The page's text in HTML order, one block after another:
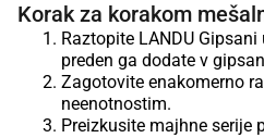
Korak za korakom
Raztopite LANDU
preden ga dodate v
Zagotovite enakomerno
neenotnostim.
Preizkusite majhne serije